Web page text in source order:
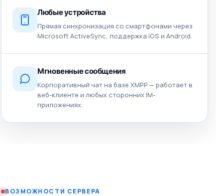
Любые устройства
Прямая синхронизация со смартфонами через
Microsoft ActiveSync, поддержка iOS и Android.
Мгновенные сообщения
Корпоративный чат на базе XMPP — работает в
веб-клиенте и любых сторонних IM-
приложениях.
ВОЗМОЖНОСТИ СЕРВЕРА